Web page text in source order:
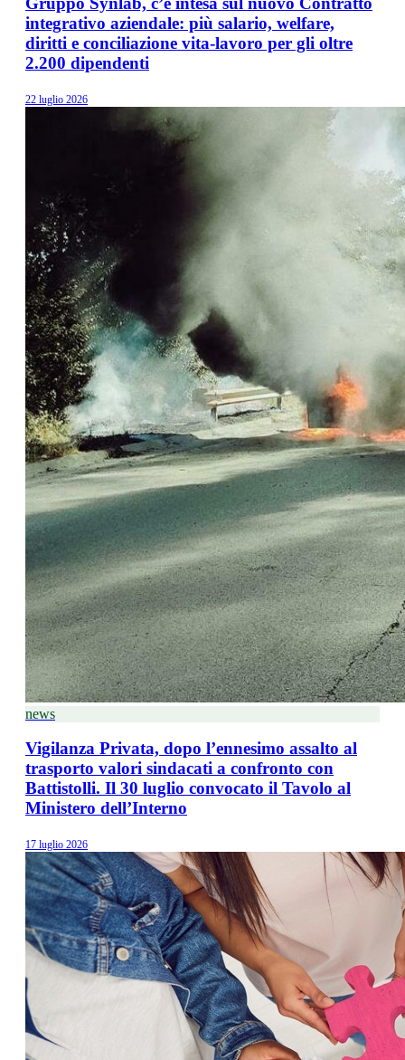
integrativo aziendale: più salario, welfare,
diritti e conciliazione vita-lavoro per gli oltre
2.200 dipendenti
22 luglio 2026
news
Vigilanza Privata, dopo l’ennesimo assalto al
trasporto valori sindacati a confronto con
Battistolli. Il 30 luglio convocato il Tavolo al
Ministero dell’Interno
17 luglio 2026